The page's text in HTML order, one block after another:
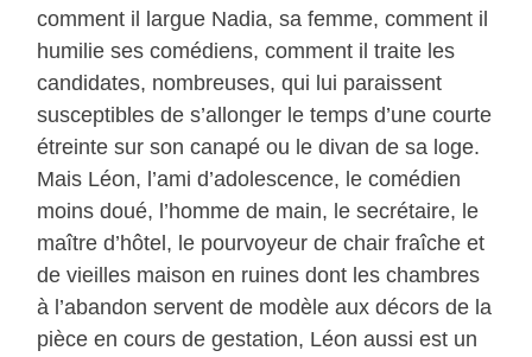
comment il largue Nadia, sa femme, comment il
humilie ses comédiens, comment il traite les
candidates, nombreuses, qui lui paraissent
susceptibles de s’allonger le temps d’une courte
étreinte sur son canapé ou le divan de sa loge.
Mais Léon, l’ami d’adolescence, le comédien
moins doué, l’homme de main, le secrétaire, le
maître d’hôtel, le pourvoyeur de chair fraîche et
de vieilles maison en ruines dont les chambres
à l’abandon servent de modèle aux décors de la
pièce en cours de gestation, Léon aussi est un